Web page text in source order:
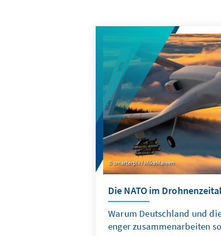
smarterpix / MikeMareen
Die NATO im
Warum Deutschland und
enger zusammenarbeiten